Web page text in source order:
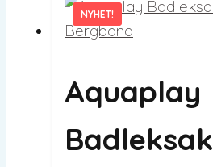
NYHET!
NYHET!
Aquaplay
Badleksak